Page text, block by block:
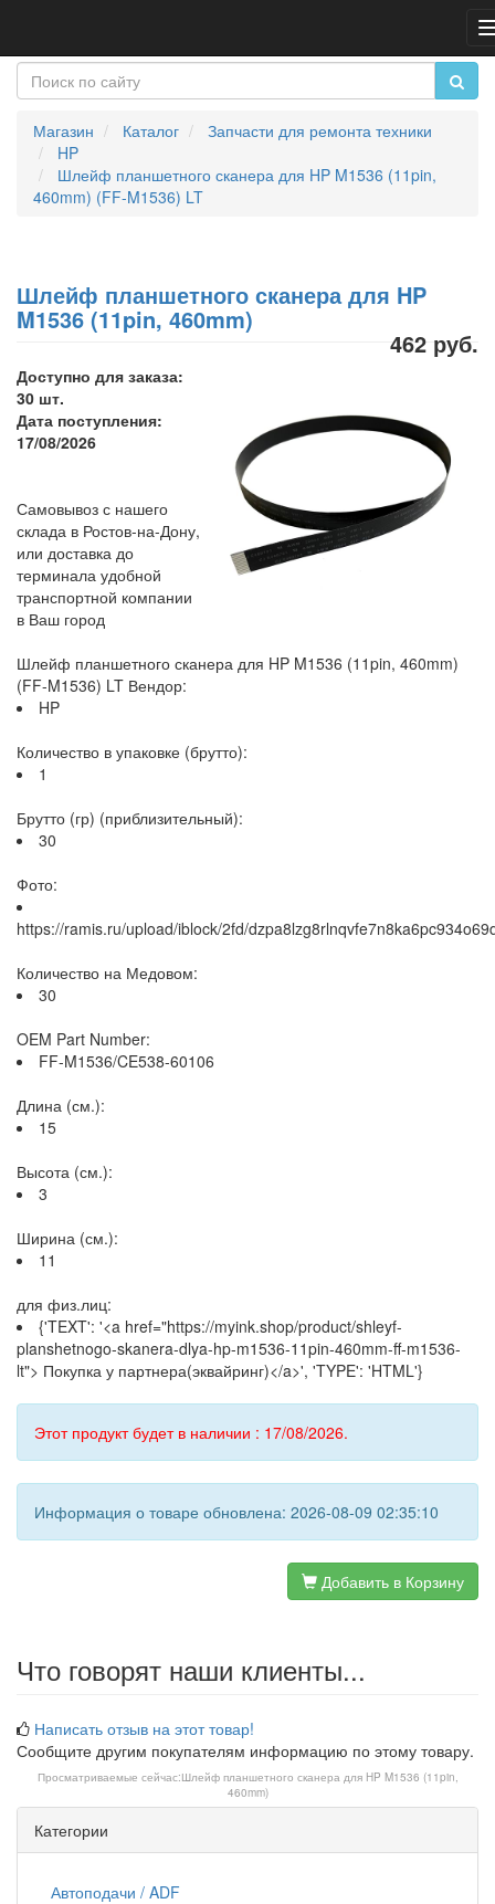
Магазин Каталог
Запчасти для ремонта техники
HP
Шлейф планшетного сканера для HP M1536 (11pin,
460mm) (FF-M1536) LT
Шлейф планшетного сканера для HP
M1536 (11pin, 460mm)
462 руб.
Доступно для заказа:
30 шт.
Дата поступления:
17/08/2026
Самовывоз с нашего
склада в Ростов-на-Дону,
или доставка до
терминала удобной
транспортной компании
в Ваш город
Шлейф планшетного сканера для HP M1536 (11pin, 460mm)
(FF-M1536) LT Вендор:
HP
Количество в упаковке (брутто):
1
Брутто (гр) (приблизительный):
30
Фото:
https://ramis.ru/upload/iblock/2fd/
Количество на Медовом:
30
OEM Part Number:
FF-M1536/CE538-60106
Длина (см.):
15
Высота (см.):
3
Ширина (см.):
11
для физ.лиц:
{'TEXT': '<a href="https://myink.shop/product/shleyf-
planshetnogo-skanera-dlya-hp-m1536-11pin-460mm-ff-m1536-
lt"> Покупка у партнера(эквайринг)</a>', 'TYPE': 'HTML'}
Этот продукт будет в наличии : 17/08/2026.
Информация о товаре обновлена: 2026-08-09 02:35:10
Добавить в Корзину
Что говорят наши клиенты...
Написать отзыв на этот товар!
Сообщите другим покупателям информацию по этому товару.
Просматриваемые сейчас:Шлейф планшетного сканера для HP M1536 (11pin,
460mm)
Категории
Автоподачи / ADF